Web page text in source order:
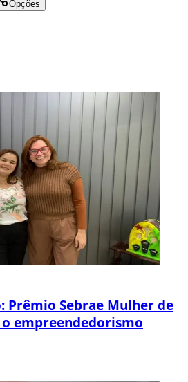
Opções
Prêmio Sebrae Mulher de
empreendedorismo